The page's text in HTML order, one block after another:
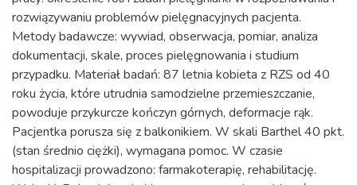
rozwiązywaniu problemów pielęgnacyjnych pacjenta.
Metody badawcze: wywiad, obserwacja, pomiar, analiza
dokumentacji, skale, proces pielęgnowania i studium
przypadku. Materiał badań: 87 letnia kobieta z RZS od 40
roku życia, które utrudnia samodzielne przemieszczanie,
powoduje przykurcze kończyn górnych, deformacje rąk.
Pacjentka porusza się z balkonikiem. W skali Barthel 40 pkt.
(stan średnio ciężki), wymagana pomoc. W czasie
hospitalizacji prowadzono: farmakoterapię, rehabilitację.